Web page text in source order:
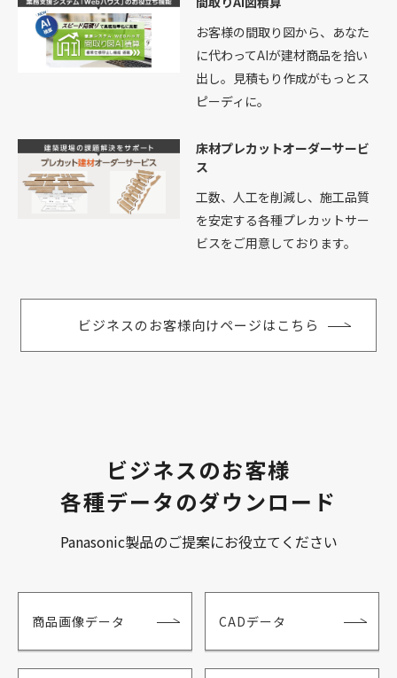
お客様の間取り図から、あなた
に代わってAIが建材商品を拾い
出し。見積もり作成がもっとス
ピーディに。
床材プレカットオーダーサービ
ス
工数、人工を削減し、施工品質
を安定する各種プレカットサー
ビスをご用意しております。
ビジネスのお客様向けページはこちら
ビジネスのお客様
各種データのダウンロード
Panasonic製品のご提案にお役立てください
商品画像データ CADデータ